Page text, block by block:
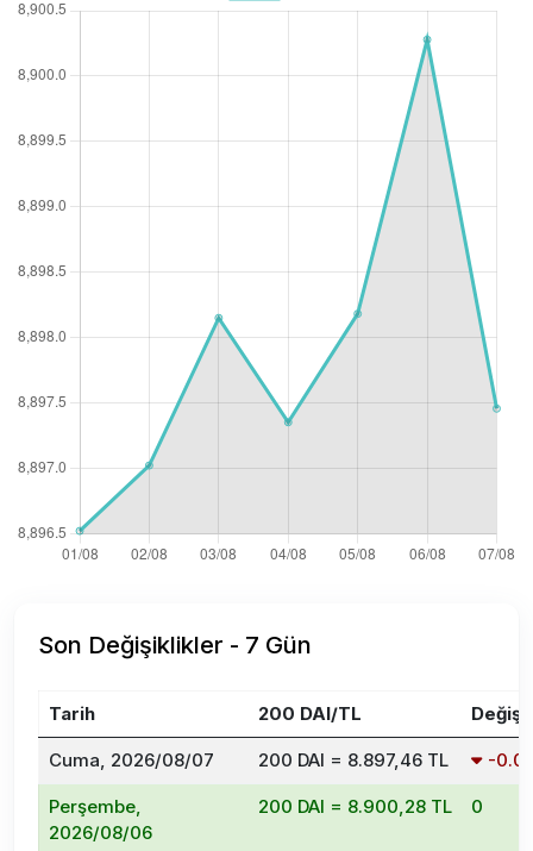
Son Değişiklikler - 7 Gün
Tarih 200 DAI/TL
Cuma, 2026/08/07 200 DAI = 8.897,46 TL -
Perşembe,
2026/08/06
200 DAI = 8.900,28 TL 0